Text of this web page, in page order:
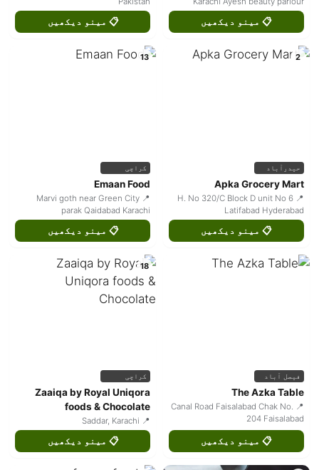
📋 مینو دیکھیں 📋 مینو دیکھیں
2
حیدرآباد
Apka Grocery Mart
📍 H. No 320/C Block D unit No 6
Latifabad Hyderabad
📋 مینو دیکھیں
13
کراچی
Emaan Food
📍 Marvi goth near Green City
parak Qaidabad Karachi
📋 مینو دیکھیں
فیصل آباد
The Azka Table
📍 Canal Road Faisalabad Chak No.
204 Faisalabad
📋 مینو دیکھیں
18
کراچی
Zaaiqa by Royal Uniqora
foods & Chocolate
📍 Saddar, Karachi
📋 مینو دیکھیں